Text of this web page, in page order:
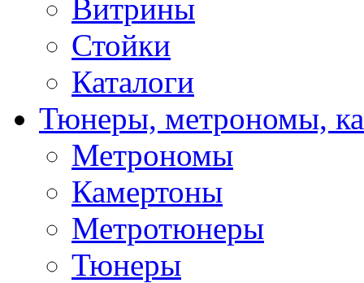
Витрины
Стойки
Каталоги
Тюнеры, метрономы,
Метрономы
Камертоны
Метротюнеры
Тюнеры